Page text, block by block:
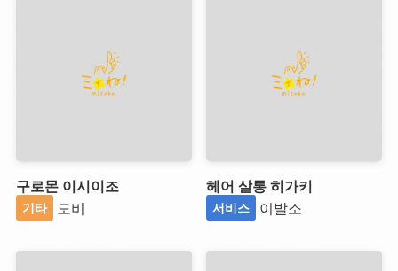
구로몬 이시이조
기타 도비
헤어 살롱 히가키
서비스 이발소